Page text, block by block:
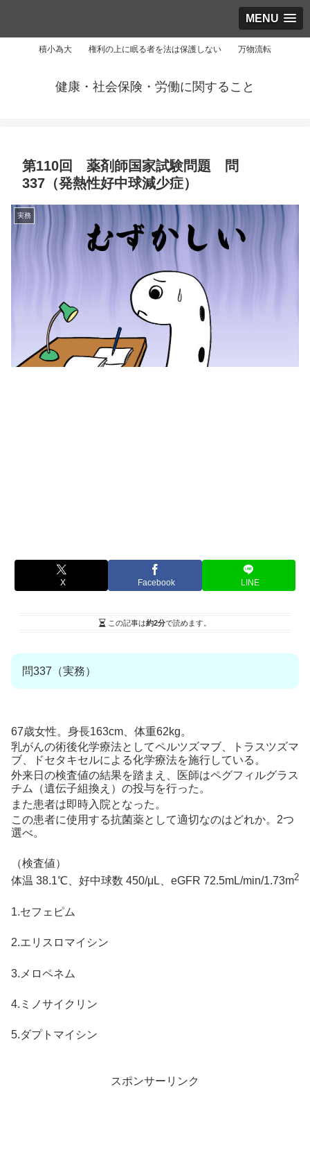
MENU
積小為大 権利の上に眠る者を法は保護しない 万物流転
健康・社会保険・労働に関すること
第110回 薬剤師国家試験問題 問
337（発熱性好中球減少症）
実務
X Facebook LINE
この記事は約2分で読めます。
問337（実務）
67歳女性。身長163cm、体重62kg。
乳がんの術後化学療法としてペルツズマブ、トラスツズマ
ブ、ドセタキセルによる化学療法を施行している。
外来日の検査値の結果を踏まえ、医師はペグフィルグラス
チム（遺伝子組換え）の投与を行った。
また患者は即時入院となった。
この患者に使用する抗菌薬として適切なのはどれか。2つ
選べ。
（検査値）
体温 38.1℃、好中球数 450/μL、eGFR 72.5mL/min/1.73m2
1.セフェピム
2.エリスロマイシン
3.メロペネム
4.ミノサイクリン
5.ダプトマイシン
スポンサーリンク